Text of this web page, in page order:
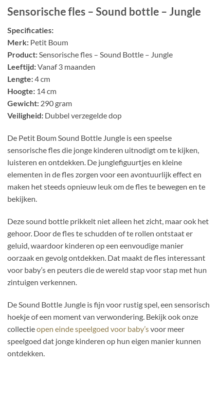
Sensorische fles – Sound bottle – Jungle
Specificaties:
Merk: Petit Boum
Product:Sensorische fles – Sound Bottle – Jungle
Leeftijd:Vanaf 3 maanden
Lengte:4 cm
Hoogte: 14 cm
Gewicht: 290 gram
Veiligheid: Dubbel verzegelde dop
De Petit Boum Sound Bottle Jungle is een speelse
sensorische fles die jonge kinderen uitnodigt om te kijken,
luisteren en ontdekken. De junglefiguurtjes en kleine
elementen in de fles zorgen voor een avontuurlijk effect en
maken het steeds opnieuw leuk om de fles te bewegen en te
bekijken.
Deze sound bottle prikkelt niet alleen het zicht, maar ook het
gehoor. Door de fles te schudden of te rollen ontstaat er
geluid, waardoor kinderen op een eenvoudige manier
oorzaak en gevolg ontdekken. Dat maakt de fles interessant
voor baby’s en peuters die de wereld stap voor stap met hun
zintuigen verkennen.
De Sound Bottle Jungle is fijn voor rustig spel, een sensorisch
hoekje of een moment van verwondering. Bekijk ook onze
collectieopen einde speelgoed voor baby’svoor meer
speelgoed dat jonge kinderen op hun eigen manier kunnen
ontdekken.